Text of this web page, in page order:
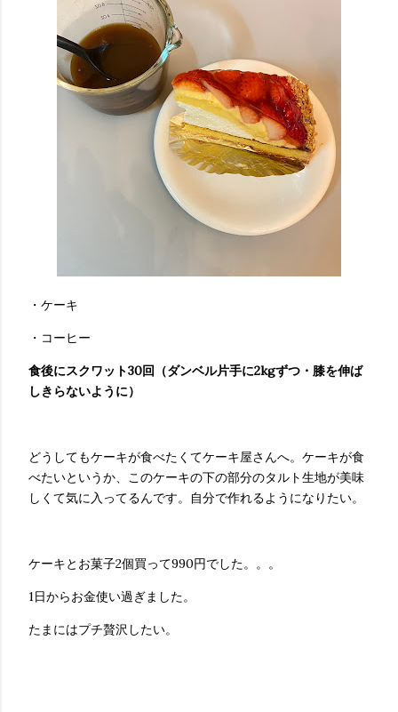
・ケーキ
・コーヒー
食後にスクワット30回（ダンベル片手に2kgずつ・膝を伸ば
しきらないように）
どうしてもケーキが食べたくてケーキ屋さんへ。ケーキが食
べたいというか、このケーキの下の部分のタルト生地が美味
しくて気に入ってるんです。自分で作れるようになりたい。
ケーキとお菓子2個買って990円でした。。。
1日からお金使い過ぎました。
たまにはプチ贅沢したい。